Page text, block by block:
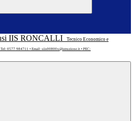
IIS RONCALLI
Tecnico Economico e
Tel: 0577 984711 • Email: siis00800x@istruzione.it • PEC: